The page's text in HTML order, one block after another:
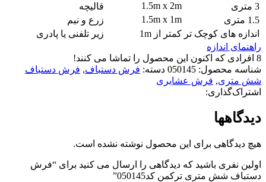
3 متری
1.5m x 2m
قالیچه
1.5 متری
1.5m x 1m
زرع و نیم
اندازه های کوچک تر کمتر از 1m
زیر تلفنی یا پادری
راهنمای اندازه
8 افرادی که اکنون این محصول را تماشا می کنند!
شناسه محصول: 050145 دسته: فرش دستباف, فرش دستباف
شش متری, فرش عشایری
اشتراک‌گذاری:
دیدگاهها
هیچ دیدگاهی برای این محصول نوشته نشده است.
اولین نفری باشید که دیدگاهی را ارسال می کنید برای “فرش
دستباف شش متری ترکمن کد050145”